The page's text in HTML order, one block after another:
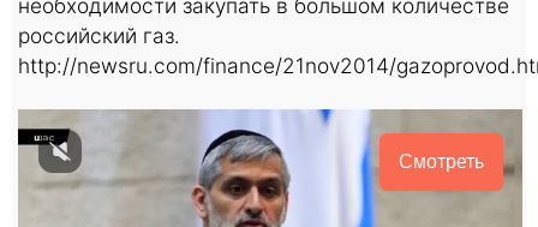
российский газ.
http://newsru.com/finance/21nov2014/
Смотреть